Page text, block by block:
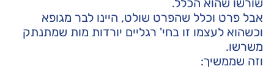
שורשו שהוא הכלל.
אבל פרט וכלל שהפרט שולט, היינו לבר מגופא
וכשהוא לעצמו זו בחי' רגליים יורדות מות שמתנתק
משרשו.
וזה שממשיך: